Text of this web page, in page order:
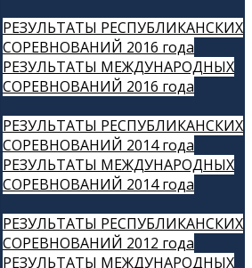
РЕЗУЛЬТАТЫ РЕСПУБЛИКАНСКИХ
СОРЕВНОВАНИЙ 2016 года
РЕЗУЛЬТАТЫ МЕЖДУНАРОДНЫХ
СОРЕВНОВАНИЙ 2016 года
РЕЗУЛЬТАТЫ РЕСПУБЛИКАНСКИХ
СОРЕВНОВАНИЙ 2014 года
РЕЗУЛЬТАТЫ МЕЖДУНАРОДНЫХ
СОРЕВНОВАНИЙ 2014 года
РЕЗУЛЬТАТЫ РЕСПУБЛИКАНСКИХ
СОРЕВНОВАНИЙ 2012 года
РЕЗУЛЬТАТЫ МЕЖДУНАРОДНЫХ